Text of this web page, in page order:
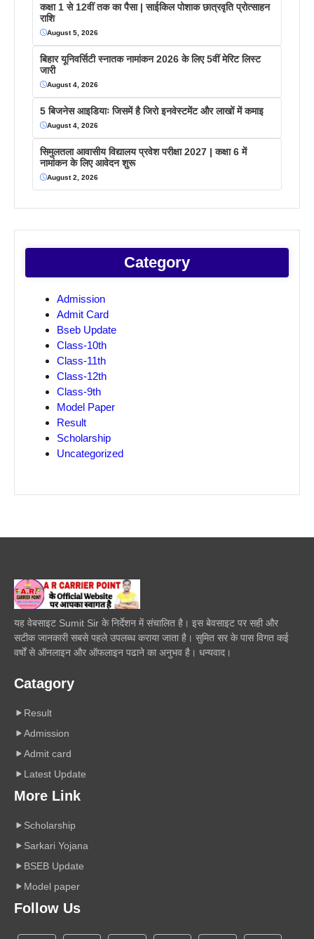
कक्षा 1 से 12वीं तक का पैसा | साईकिल पोशाक छात्रवृति प्रोत्साहन
राशि
August 5, 2026
बिहार यूनिवर्सिटी स्नातक नामांकन 2026 के लिए 5वीं मेरिट लिस्ट
जारी
August 4, 2026
5 बिजनेस आइडियाः जिसमें है जिरो इनवेस्टमेंट और लाखों में कमाइ
August 4, 2026
सिमुलतला आवासीय विद्यालय प्रवेश परीक्षा 2027 | कक्षा 6 में
नामांकन के लिए आवेदन शुरू
August 2, 2026
Category
Admission
Admit Card
Bseb Update
Class-10th
Class-11th
Class-12th
Class-9th
Model Paper
Result
Scholarship
Uncategorized
यह वेबसाइट Sumit Sir के निर्देशन में संचालित है। इस बेवसाइट पर सही और
सटीक जानकारी सबसे पहले उपलब्ध कराया जाता है। सुमित सर के पास विगत कई
वर्षों से ऑनलाइन और ऑफलाइन पढाने का अनुभव है। धन्यवाद।
Catagory
Result
Admission
Admit card
Latest Update
More Link
Scholarship
Sarkari Yojana
BSEB Update
Model paper
Follow Us